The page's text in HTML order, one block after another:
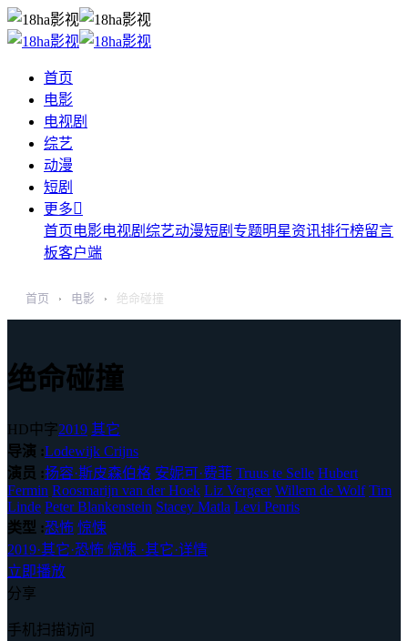
首页
电影
电视剧
综艺
动漫
短剧
更多
首页电影电视剧 综艺动漫短剧 专题明星资讯排行榜留言
板客户端
首页 › 电影 › 绝命碰撞
绝命碰撞
HD中字2019 其它
导演 :Lodewijk Crijns
演员 :扬容·斯皮森伯格 安妮可·费菲 Truus te Selle Hubert
Fermin Roosmarijn van der Hoek Liz Vergeer Willem de Wolf Tim
Linde Peter Blankenstein Stacey Matla Levi Penris
类型 :恐怖 惊悚
2019·其它·恐怖 惊悚 ·其它·详情
立即播放
分享
手机扫描访问